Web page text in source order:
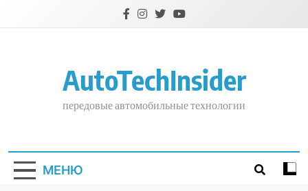
AutoTechInsider
передовые автомобильные технологии
МЕНЮ